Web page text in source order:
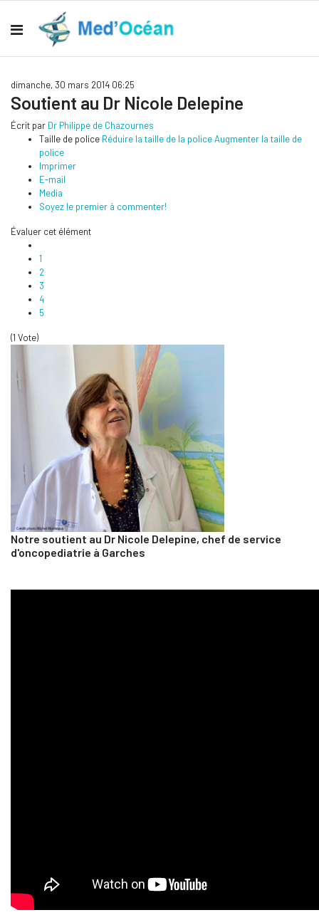
dimanche, 30 mars 2014 06:25
Soutient au Dr Nicole Delepine
Écrit par Dr Philippe de Chazournes
Taille de police Réduire la taille de la policeAugmenter la taille de
police
Imprimer
E-mail
Media
Soyez le premier à commenter!
Évaluer cet élément
1
2
3
4
5
(1 Vote)
Notre soutient au Dr Nicole Delepine, chef de service
d'oncopediatrie à Garches